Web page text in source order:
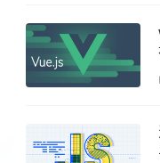
前端技术
前端技术